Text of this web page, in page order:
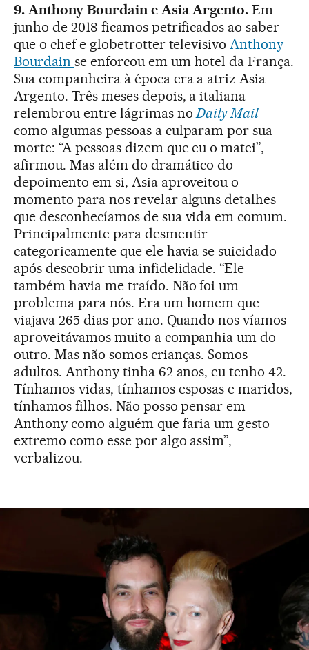
9. Anthony Bourdain e Asia Argento.Em
junho de 2018 ficamos petrificados ao saber
que o chef e globetrotter televisivo Anthony
Bourdain se enforcou em um hotel da França.
Sua companheira à época era a atriz Asia
Argento. Três meses depois, a italiana
relembrou entre lágrimas noDaily Mail
como algumas pessoas a culparam por sua
morte: “A pessoas dizem que eu o matei”,
afirmou. Mas além do dramático do
depoimento em si, Asia aproveitou o
momento para nos revelar alguns detalhes
que desconhecíamos de sua vida em comum.
Principalmente para desmentir
categoricamente que ele havia se suicidado
após descobrir uma infidelidade. “Ele
também havia me traído. Não foi um
problema para nós. Era um homem que
viajava 265 dias por ano. Quando nos víamos
aproveitávamos muito a companhia um do
outro. Mas não somos crianças. Somos
adultos. Anthony tinha 62 anos, eu tenho 42.
Tínhamos vidas, tínhamos esposas e maridos,
tínhamos filhos. Não posso pensar em
Anthony como alguém que faria um gesto
extremo como esse por algo assim”,
verbalizou.